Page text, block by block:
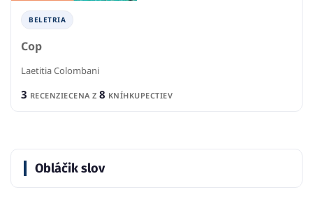
BELETRIA
Cop
Laetitia Colombani
3 RECENZIECENA Z 8 KNÍHKUPECTIEV
Obláčik slov